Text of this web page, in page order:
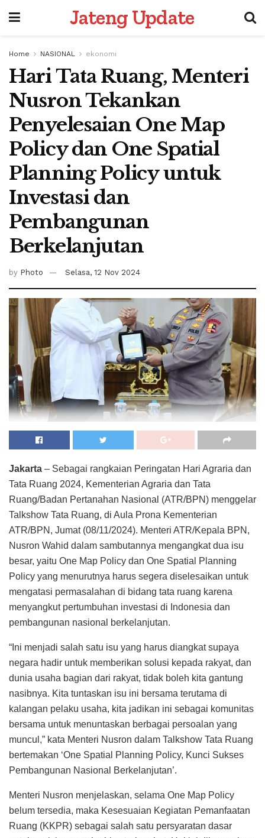
Jateng Update
Home NASIONAL ekonomi
Hari Tata Ruang, Menteri
Nusron Tekankan
Penyelesaian One Map
Policy dan One Spatial
Planning Policy untuk
Investasi dan
Pembangunan
Berkelanjutan
by Photo Selasa, 12 Nov 2024
Jakarta – Sebagai rangkaian Peringatan Hari Agraria dan
Tata Ruang 2024, Kementerian Agraria dan Tata
Ruang/Badan Pertanahan Nasional (ATR/BPN) menggelar
Talkshow Tata Ruang, di Aula Prona Kementerian
ATR/BPN, Jumat (08/11/2024). Menteri ATR/Kepala BPN,
Nusron Wahid dalam sambutannya mengangkat dua isu
besar, yaitu One Map Policy dan One Spatial Planning
Policy yang menurutnya harus segera diselesaikan untuk
mengatasi permasalahan di bidang tata ruang karena
menyangkut pertumbuhan investasi di Indonesia dan
pembangunan nasional berkelanjutan.
“Ini menjadi salah satu isu yang harus diangkat supaya
negara hadir untuk memberikan solusi kepada rakyat, dan
dunia usaha bagian dari rakyat, tidak boleh kita gantung
nasibnya. Kita tuntaskan isu ini bersama terutama di
kalangan pelaku usaha, kita jadikan ini sebagai komunitas
bersama untuk menuntaskan berbagai persoalan yang
muncul,” kata Menteri Nusron dalam Talkshow Tata Ruang
bertemakan ‘One Spatial Planning Policy, Kunci Sukses
Pembangunan Nasional Berkelanjutan’.
Menteri Nusron menjelaskan, selama One Map Policy
belum tersedia, maka Kesesuaian Kegiatan Pemanfaatan
Ruang (KKPR) sebagai salah satu persyaratan dasar